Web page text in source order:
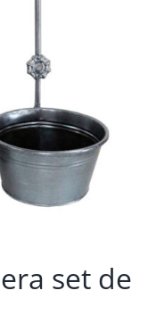
set de